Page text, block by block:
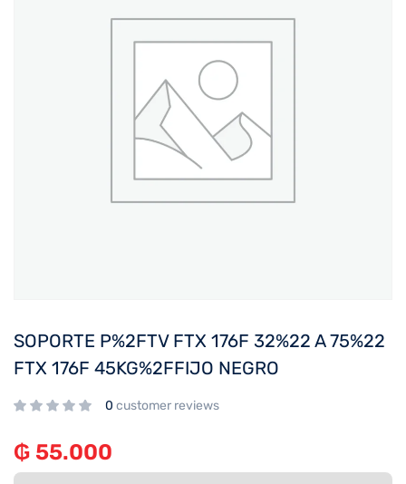
SOPORTE P%2FTV FTX 176F 32%22 A 75%22
FTX 176F 45KG%2FFIJO NEGRO
0 customer reviews
₲ 55.000
Create an account